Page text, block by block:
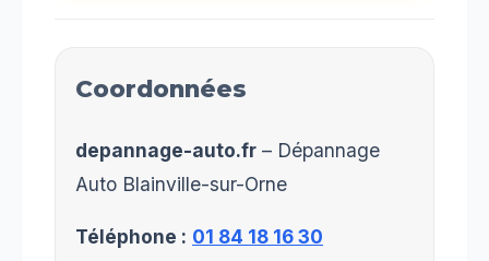
Coordonnées
depannage-auto.fr – Dépannage
Auto Blainville-sur-Orne
Téléphone : 01 84 18 16 30